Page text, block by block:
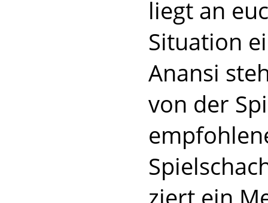
liegt an
Situation
Anansi
von der